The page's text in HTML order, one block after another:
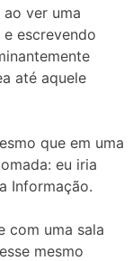
ver uma
escrevendo
até aquele
que em uma
eu iria
Informação.
com uma sala
mesmo